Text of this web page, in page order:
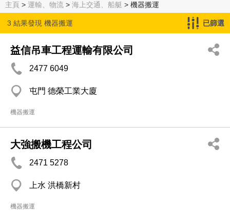
主頁 > 運輸、物流 > 海上交通、船艇 > 機器搬運
3 結果發現 機器搬運 已篩選
益信吊車工程運輸有限公司
2477 6049
屯門 德榮工業大廈
機器搬運
大強搬機工程公司
2471 5278
上水 洪橋新村
機器搬運